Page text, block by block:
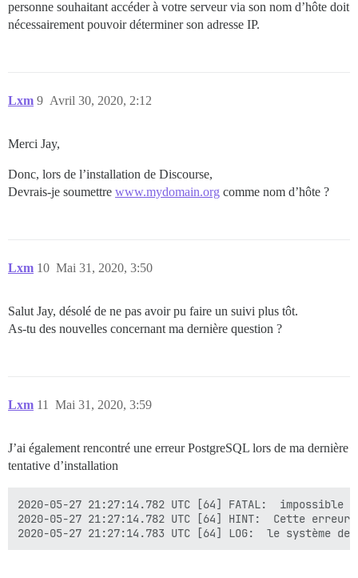
personne souhaitant accéder à votre serveur via son nom d’hôte doit
nécessairement pouvoir déterminer son adresse IP.
Lxm Avril 30, 2020, 2:12
9
Merci Jay,
Donc, lors de l’installation de Discourse,
Devrais-je soumettre www.mydomain.org comme nom d’hôte ?
Lxm Mai 31, 2020, 3:50
10
Salut Jay, désolé de ne pas avoir pu faire un suivi plus tôt.
As-tu des nouvelles concernant ma dernière question ?
Lxm Mai 31, 2020, 3:59
11
J’ai également rencontré une erreur PostgreSQL lors de ma dernière
tentative d’installation
2020-05-27 21:27:14.782 UTC [64] FATAL:
2020-05-27 21:27:14.782 UTC [64] HINT:  Cette